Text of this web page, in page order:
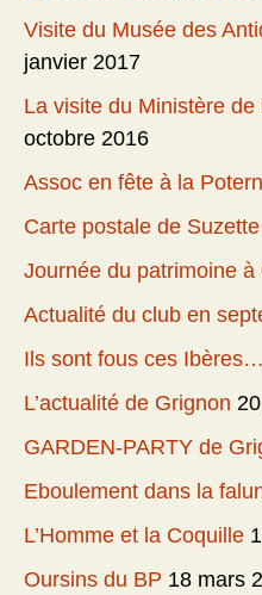
Visite du Musée des
janvier 2017
La visite du Ministère de
octobre 2016
Assoc en fête à la
Carte postale de
Journée du patrimoine à
Actualité du club en
Ils sont fous ces Ibères…
L’actualité de Grignon
GARDEN-PARTY de
Eboulement dans la
L’Homme et la Coquille
Oursins du BP 18 mars